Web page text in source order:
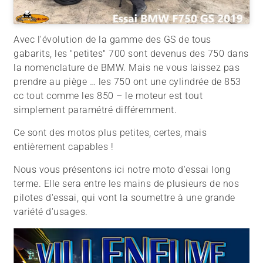
Avec l'évolution de la gamme des GS de tous
gabarits, les "petites" 700 sont devenus des 750 dans
la nomenclature de BMW. Mais ne vous laissez pas
prendre au piège … les 750 ont une cylindrée de 853
cc tout comme les 850 – le moteur est tout
simplement paramétré différemment.
Ce sont des motos plus petites, certes, mais
entièrement capables !
Nous vous présentons ici notre moto d'essai long
terme. Elle sera entre les mains de plusieurs de nos
pilotes d'essai, qui vont la soumettre à une grande
variété d'usages.